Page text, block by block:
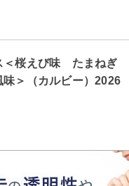
＜桜えび味 たまねぎ
＞（カルビー）2026